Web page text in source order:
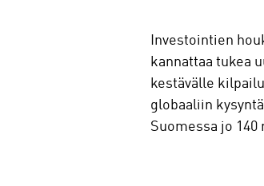
Investointien
kannattaa tukea
kestävälle
globaaliin
Suomessa jo